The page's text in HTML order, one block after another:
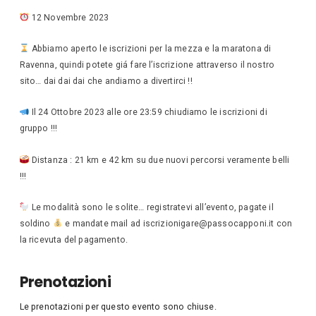
12 Novembre 2023
Abbiamo aperto le iscrizioni per la mezza e la maratona di
Ravenna, quindi potete giá fare l’iscrizione attraverso il nostro
sito… dai dai dai che andiamo a divertirci !!
Il 24 Ottobre 2023 alle ore 23:59 chiudiamo le iscrizioni di
gruppo !!!
Distanza : 21 km e 42 km su due nuovi percorsi veramente belli
!!!
Le modalità sono le solite… registratevi all’evento, pagate il
soldino
e mandate mail ad iscrizionigare@passocapponi.it con
la ricevuta del pagamento.
Prenotazioni
Le prenotazioni per questo evento sono chiuse.